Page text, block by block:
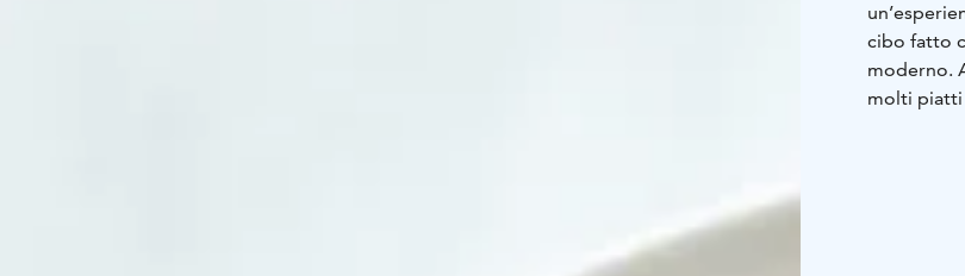
cibo fatto
moderno.
molti piatti